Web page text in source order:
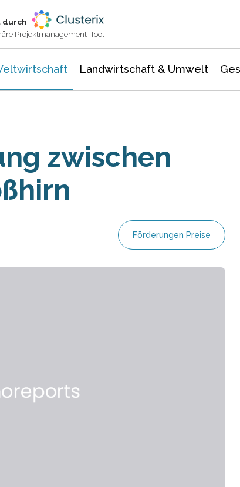
durch
Projektmanagement-Tool
Landwirtschaft & Umwelt
zwischen
Förderungen Preise